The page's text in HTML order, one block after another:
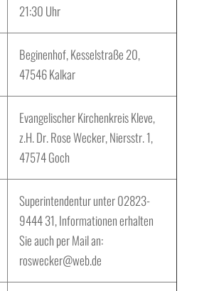
21:30 Uhr
Beginenhof, Kesselstraße 20,
47546 Kalkar
Evangelischer Kirchenkreis Kleve,
z.H. Dr. Rose Wecker, Niersstr. 1,
47574 Goch
Superintendentur unter 02823-
9444 31, Informationen erhalten
Sie auch per Mail an:
roswecker@web.de